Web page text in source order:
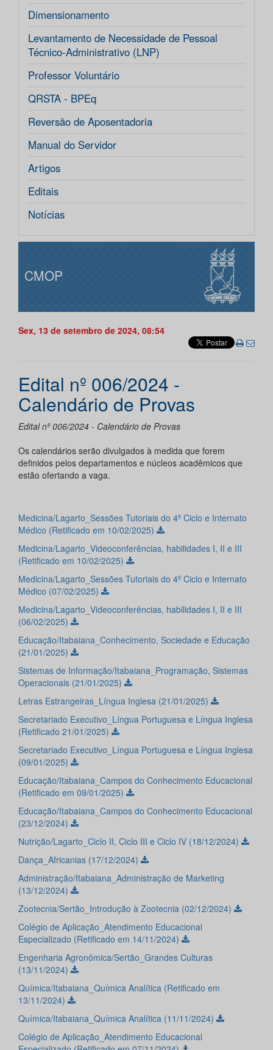
Dimensionamento
Levantamento de Necessidade de Pessoal
Técnico-Administrativo (LNP)
Professor Voluntário
QRSTA - BPEq
Reversão de Aposentadoria
Manual do Servidor
Artigos
Editais
Notícias
CMOP
Sex, 13 de setembro de 2024, 08:54
Edital nº 006/2024 -
Calendário de Provas
Edital nº 006/2024 - Calendário de Provas
Os calendários serão divulgados à medida que forem
definidos pelos departamentos e núcleos acadêmicos que
estão ofertando a vaga.
Medicina/Lagarto_Sessões Tutoriais do 4º Ciclo e Internato
Médico (Retificado em 10/02/2025)
Medicina/Lagarto_Videoconferências, habilidades I, II e III
(Retificado em 10/02/2025)
Medicina/Lagarto_Sessões Tutoriais do 4º Ciclo e Internato
Médico (07/02/2025)
Medicina/Lagarto_Videoconferências, habilidades I, II e III
(06/02/2025)
Educação/Itabaiana_Conhecimento, Sociedade e Educação
(21/01/2025)
Sistemas de Informação/Itabaiana_Programação, Sistemas
Operacionais (21/01/2025)
Letras Estrangeiras_Língua Inglesa (21/01/2025)
Secretariado Executivo_Língua Portuguesa e Língua Inglesa
(Retificado 21/01/2025)
Secretariado Executivo_Língua Portuguesa e Língua Inglesa
(09/01/2025)
Educação/Itabaiana_Campos do Conhecimento Educacional
(Retificado em 09/01/2025)
Educação/Itabaiana_Campos do Conhecimento Educacional
(23/12/2024)
Nutrição/Lagarto_Ciclo II, Ciclo III e Ciclo IV (18/12/2024)
Dança_Africanias (17/12/2024)
Administração/Itabaiana_Administração de Marketing
(13/12/2024)
Zootecnia/Sertão_Introdução à Zootecnia (02/12/2024)
Colégio de Aplicação_Atendimento Educacional
Especializado (Retificado em 14/11/2024)
Engenharia Agronômica/Sertão_Grandes Culturas
(13/11/2024)
Química/Itabaiana_Química Analítica (Retificado em
13/11/2024)
Química/Itabaiana_Química Analítica (11/11/2024)
Colégio de Aplicação_Atendimento Educacional